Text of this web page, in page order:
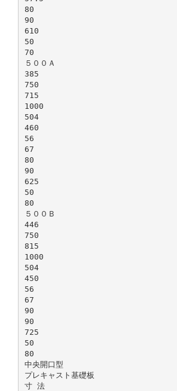
80
90
610
50
70
５００Ａ
385
750
715
1000
504
460
56
67
80
90
625
50
80
５００Ｂ
446
750
815
1000
504
450
56
67
90
90
725
50
80
中央開口型
プレキャスト基礎板
寸 法